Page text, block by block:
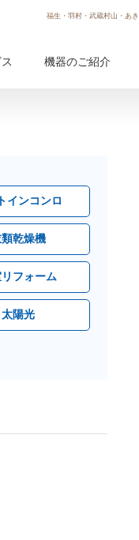
福生・羽村・武蔵村山・あ
機器のご紹介
インコンロ
乾燥機
フォーム
太陽光